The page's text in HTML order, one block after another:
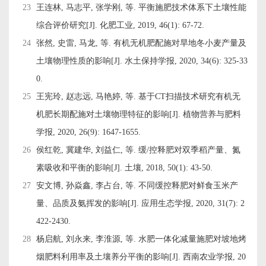
23 王连林, 马志平, 张学刚, 等. 平衡施肥技术体系下土壤性能
综合评价研究[J]. 化肥工业, 2019, 46(1): 67-72.
24 张然, 史雷, 马龙, 等. 有机无机肥配施对旱地冬小麦产量及
土壤物理性质的影响[J]. 水土保持学报, 2020, 34(6): 325-33
0.
25 王宪玲, 赵志远, 马艳婷, 等. 基于CT扫描技术研究有机无
机肥长期配施对土壤物理特征的影响[J]. 植物营养与肥料
学报, 2020, 26(9): 1647-1655.
26 侯红乾, 冀建华, 刘益仁, 等. 缓/控释肥对双季稻产量、氮
素吸收和平衡的影响[J]. 土壤, 2018, 50(1): 43-50.
27 安文博, 孙焱鑫, 李占台, 等. 不同缓控释肥对鲜食玉米产
量、品质及氨挥发的影响[J]. 应用生态学报, 2020, 31(7): 2
422-2430.
28 杨启航, 刘永来, 李淮源, 等. 水肥一体化减量施肥对坡地烤
烟肥料利用率及土壤养分平衡的影响[J]. 西南农业学报, 20